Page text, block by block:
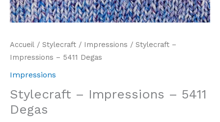
Accueil / Stylecraft / Impressions / Stylecraft –
Impressions – 5411 Degas
Impressions
Stylecraft – Impressions – 5411
Degas